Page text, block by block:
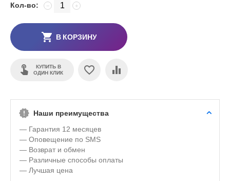
Кол-во: +
−
В КОРЗИНУ
КУПИТЬ В
ОДИН КЛИК
Наши преимущества
— Гарантия 12 месяцев
— Оповещение по SMS
— Возврат и обмен
— Различные способы оплаты
— Лучшая цена